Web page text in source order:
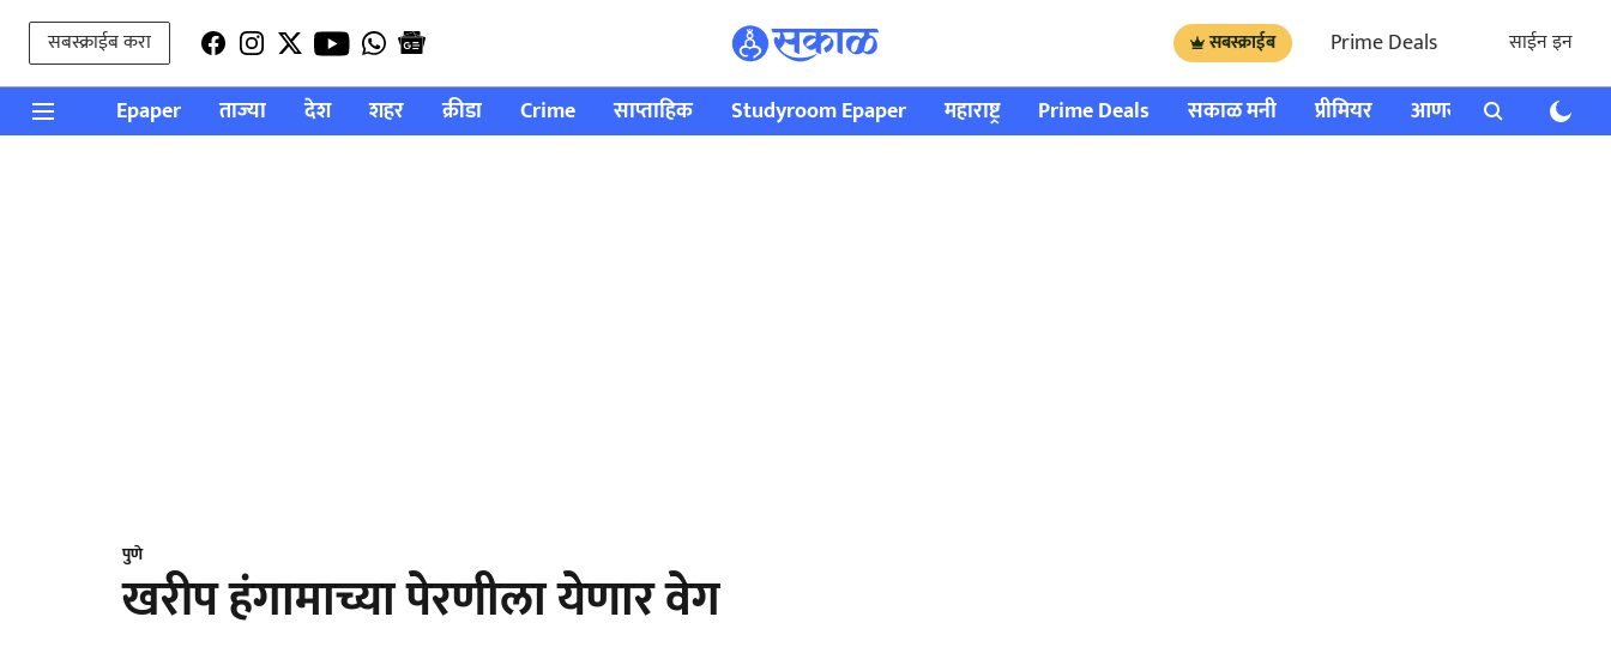
सबस्क्राईब करा सबस्क्राईब Prime Deals साईन इन
Epaper ताज्या देश शहर क्रीडा Crime साप्ताहिक Studyroom Epaper महाराष्ट्र Prime Deals सकाळ मनी प्रीमियर आणखी राशी भविष्य
पुणे
खरीप हंगामाच्या पेरणीला येणार वेग